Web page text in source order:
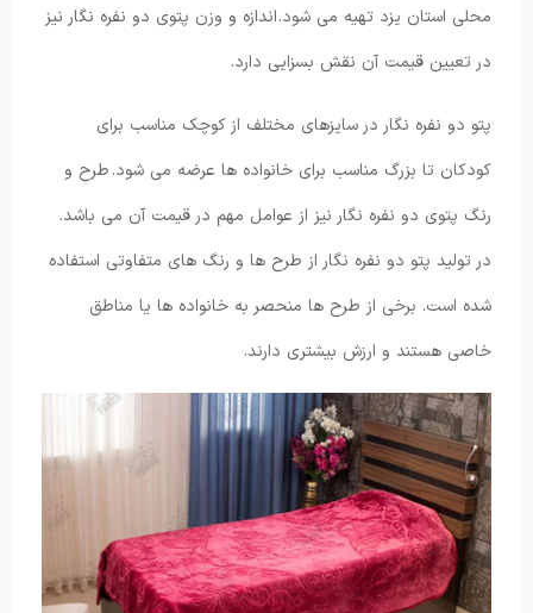
محلی استان یزد تهیه می شود. اندازه و وزن پتوی دو نفره نگار نیز
در تعیین قیمت آن نقش بسزایی دارد.
پتو دو نفره نگار در سایزهای مختلف از کوچک مناسب برای
کودکان تا بزرگ مناسب برای خانواده ها عرضه می شود. طرح و
رنگ پتوی دو نفره نگار نیز از عوامل مهم در قیمت آن می باشد.
در تولید پتو دو نفره نگار از طرح ها و رنگ های متفاوتی استفاده
شده است. برخی از طرح ها منحصر به خانواده ها یا مناطق
خاصی هستند و ارزش بیشتری دارند.